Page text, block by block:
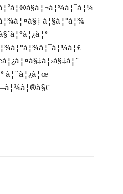
à¦²à¦®à§à¦¬à¦¾à¦¯à¦¼
à¦§à¦°à¦¾
à¦¨à¦¿à¦œ